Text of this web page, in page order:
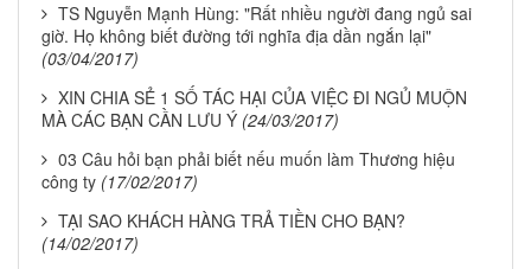
TS Nguyễn Mạnh Hùng: "Rất nhiều người đang ngủ sai
giờ. Họ không biết đường tới nghĩa địa dần ngắn lại"
(03/04/2017)
XIN CHIA SẺ 1 SỐ TÁC HẠI CỦA VIỆC ĐI NGỦ MUỘN
MÀ CÁC BẠN CẦN LƯU Ý (24/03/2017)
03 Câu hỏi bạn phải biết nếu muốn làm Thương hiệu
công ty (17/02/2017)
TẠI SAO KHÁCH HÀNG TRẢ TIỀN CHO BẠN?
(14/02/2017)